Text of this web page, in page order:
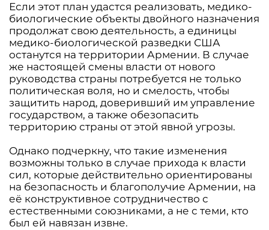
Если этот план удастся реализовать, медико-
биологические объекты двойного назначения
продолжат свою деятельность, а единицы
медико-биологической разведки США
останутся на территории Армении. В случае
же настоящей смены власти от нового
руководства страны потребуется не только
политическая воля, но и смелость, чтобы
защитить народ, доверивший им управление
государством, а также обезопасить
территорию страны от этой явной угрозы.
Однако подчеркну, что такие изменения
возможны только в случае прихода к власти
сил, которые действительно ориентированы
на безопасность и благополучие Армении, на
её конструктивное сотрудничество с
естественными союзниками, а не с теми, кто
был ей навязан извне.